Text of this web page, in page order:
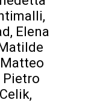
Elena
Pietro